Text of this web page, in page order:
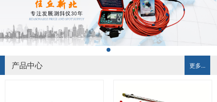
更多...
产品中心